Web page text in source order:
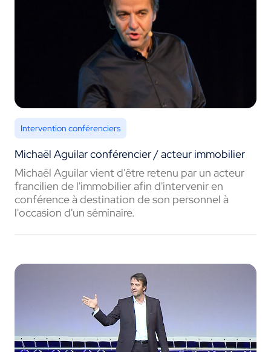
Intervention conférenciers
Michaël Aguilar conférencier / acteur immobilier
Michaël Aguilar vient d'être retenu par un acteur
francilien de l'immobilier afin d'intervenir en
conférence à destination de son personnel à
l'occasion d'un séminaire.